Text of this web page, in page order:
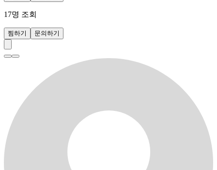
17명 조회
찜하기 문의하기